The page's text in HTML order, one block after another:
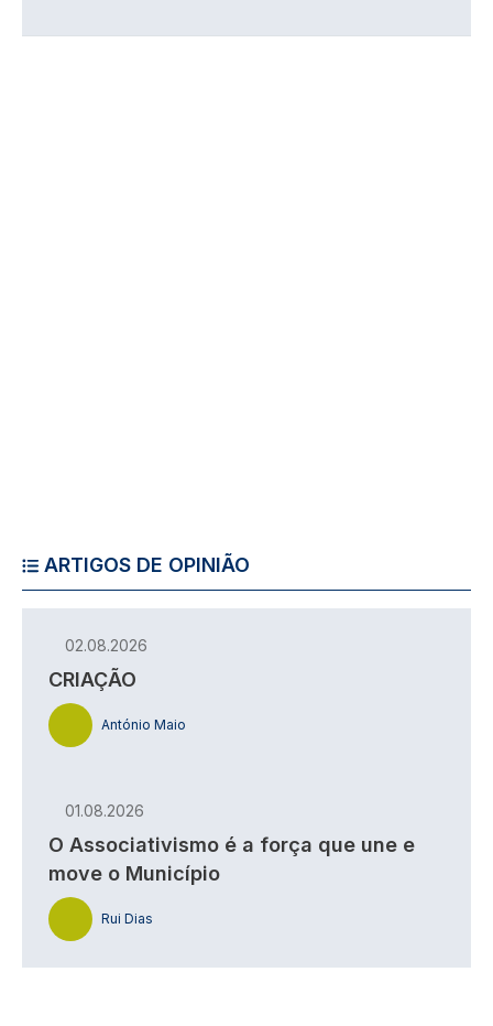
ARTIGOS DE OPINIÃO
02.08.2026
CRIAÇÃO
António Maio
01.08.2026
O Associativismo é a força que une e
move o Município
Rui Dias